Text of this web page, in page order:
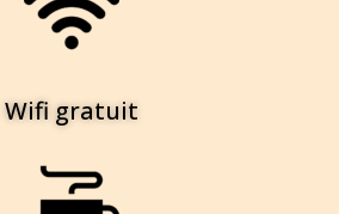
Wifi gratuit